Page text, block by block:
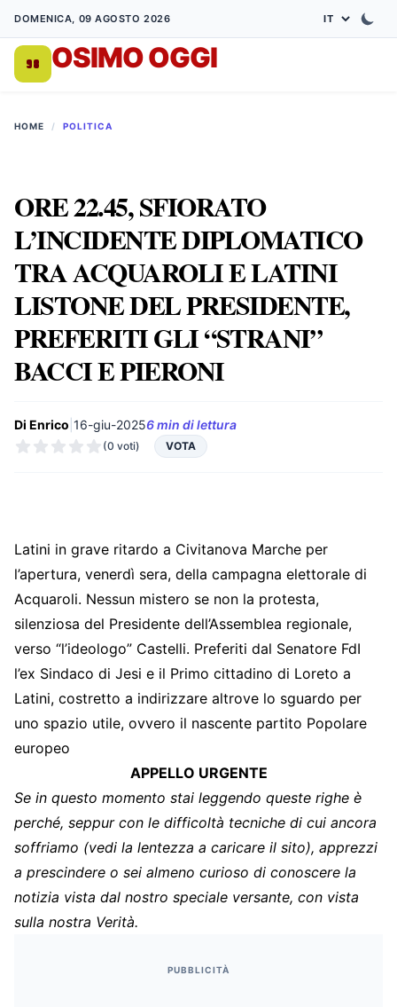
DOMENICA, 09 AGOSTO 2026
OSIMO OGGI
HOME / POLITICA
ORE 22.45, SFIORATO
L’INCIDENTE DIPLOMATICO
TRA ACQUAROLI E LATINI
LISTONE DEL PRESIDENTE,
PREFERITI GLI “STRANI”
BACCI E PIERONI
Di Enrico 16-giu-20256 min di lettura
(0 voti) VOTA
Latini in grave ritardo a Civitanova Marche per
l’apertura, venerdì sera, della campagna elettorale di
Acquaroli. Nessun mistero se non la protesta,
silenziosa del Presidente dell’Assemblea regionale,
verso “l’ideologo” Castelli. Preferiti dal Senatore FdI
l’ex Sindaco di Jesi e il Primo cittadino di Loreto a
Latini, costretto a indirizzare altrove lo sguardo per
uno spazio utile, ovvero il nascente partito Popolare
europeo
APPELLO URGENTE
Se in questo momento stai leggendo queste righe è
perché, seppur con le difficoltà tecniche di cui ancora
soffriamo (vedi la lentezza a caricare il sito), apprezzi
a prescindere o sei almeno curioso di conoscere la
notizia vista dal nostro speciale versante, con vista
sulla nostra Verità.
PUBBLICITÀ